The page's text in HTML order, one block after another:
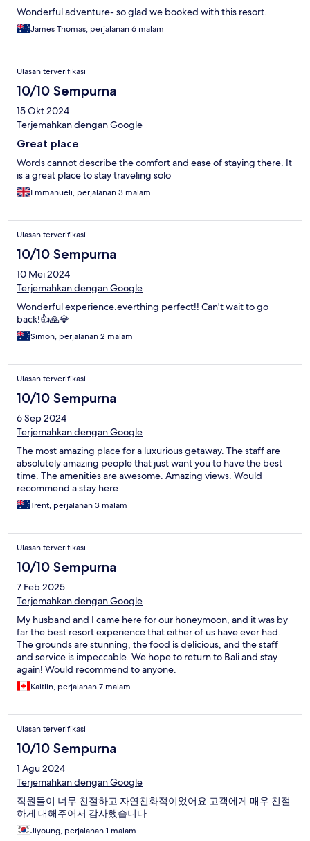
Wonderful adventure- so glad we booked with this resort.
James Thomas, perjalanan 6 malam
Ulasan terverifikasi
10/10 Sempurna
15 Okt 2024
Terjemahkan dengan Google
Great place
Words cannot describe the comfort and ease of staying there. It
is a great place to stay traveling solo
Emmanueli, perjalanan 3 malam
Ulasan terverifikasi
10/10 Sempurna
10 Mei 2024
Terjemahkan dengan Google
Wonderful experience.everthing perfect!! Can't wait to go
back!👍🙏💎
Simon, perjalanan 2 malam
Ulasan terverifikasi
10/10 Sempurna
6 Sep 2024
Terjemahkan dengan Google
The most amazing place for a luxurious getaway. The staff are
absolutely amazing people that just want you to have the best
time. The amenities are awesome. Amazing views. Would
recommend a stay here
Trent, perjalanan 3 malam
Ulasan terverifikasi
10/10 Sempurna
7 Feb 2025
Terjemahkan dengan Google
My husband and I came here for our honeymoon, and it was by
far the best resort experience that either of us have ever had.
The grounds are stunning, the food is delicious, and the staff
and service is impeccable. We hope to return to Bali and stay
again! Would recommend to anyone.
Kaitlin, perjalanan 7 malam
Ulasan terverifikasi
10/10 Sempurna
1 Agu 2024
Terjemahkan dengan Google
직원들이 너무 친절하고 자연친화적이었어요 고객에게 매우 친절
하게 대해주어서 감사했습니다
Jiyoung, perjalanan 1 malam